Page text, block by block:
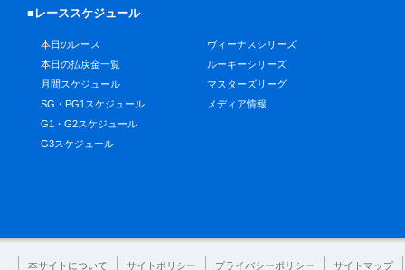
■レーススケジュール
本日のレース
本日の払戻金一覧
月間スケジュール
SG・PG1スケジュール
G1・G2スケジュール
G3スケジュール
ヴィーナスシリーズ
ルーキーシリーズ
マスターズリーグ
メディア情報
本サイトについて サイトポリシー プライバシーポリシー サイトマップ